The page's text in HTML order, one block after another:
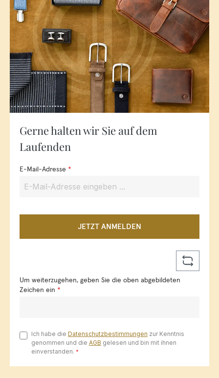
Gerne halten wir Sie auf dem
Laufenden
E-Mail-Adresse *
JETZT ANMELDEN
Um weiterzugehen, geben Sie die oben abgebildeten
Zeichen ein *
Ich habe die Datenschutzbestimmungen zur Kenntnis
genommen und die AGB gelesen und bin mit ihnen
einverstanden. *